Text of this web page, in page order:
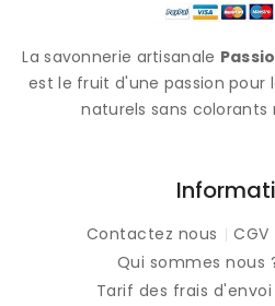
La savonnerie artisanale
est le fruit d'une passion pour
naturels sans colorants
Contactez nous CGV
Qui sommes nous
Tarif des frais d'envoi